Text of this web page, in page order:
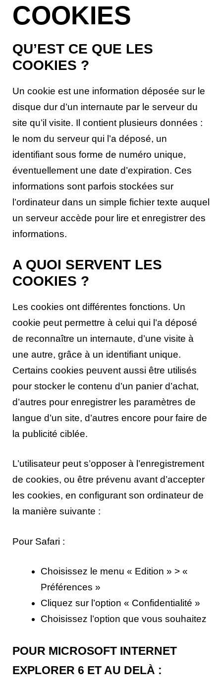
COOKIES
QU’EST CE QUE LES
COOKIES ?
Un cookie est une information déposée sur le
disque dur d’un internaute par le serveur du
site qu’il visite. Il contient plusieurs données :
le nom du serveur qui l’a déposé, un
identifiant sous forme de numéro unique,
éventuellement une date d’expiration. Ces
informations sont parfois stockées sur
l’ordinateur dans un simple fichier texte auquel
un serveur accède pour lire et enregistrer des
informations.
A QUOI SERVENT LES
COOKIES ?
Les cookies ont différentes fonctions. Un
cookie peut permettre à celui qui l’a déposé
de reconnaître un internaute, d’une visite à
une autre, grâce à un identifiant unique.
Certains cookies peuvent aussi être utilisés
pour stocker le contenu d’un panier d’achat,
d’autres pour enregistrer les paramètres de
langue d’un site, d’autres encore pour faire de
la publicité ciblée.
L’utilisateur peut s’opposer à l’enregistrement
de cookies, ou être prévenu avant d’accepter
les cookies, en configurant son ordinateur de
la manière suivante :
Pour Safari :
Choisissez le menu « Edition » > «
Préférences »
Cliquez sur l’option « Confidentialité »
Choisissez l’option que vous souhaitez
POUR MICROSOFT INTERNET
EXPLORER 6 ET AU DELÀ :